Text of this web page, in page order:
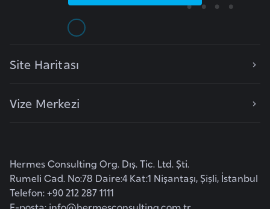
Site Haritası
Vize Merkezi
Hermes Consulting Org. Dış. Tic. Ltd. Şti.
Rumeli Cad. No:78 Daire:4 Kat:1 Nişantaşı, Şişli, İstanbul
Telefon: +90 212 287 1111
L
o
L
i